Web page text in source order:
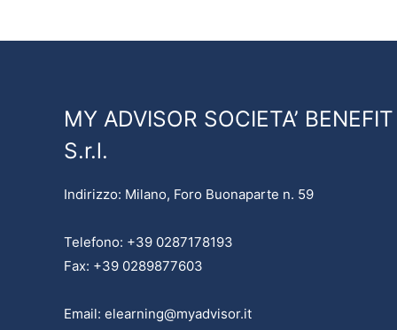
MY ADVISOR SOCIETA’ BENEFIT
S.r.l.
Indirizzo: Milano, Foro Buonaparte n. 59
Telefono: +39 0287178193
Fax: +39 0289877603
Email: elearning@myadvisor.it